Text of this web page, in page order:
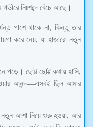
নিঃশব্দে বেঁচে আছে।
পাশে থাকে না, কিন্তু তার
করে নেয়, যা হাজারো নতুন
ছোট্ট ছোট্ট কথায় হাসি,
আনন্দ—এসবই ছিল আমার
নতুন আশা নিয়ে শুরু হওয়া, আর